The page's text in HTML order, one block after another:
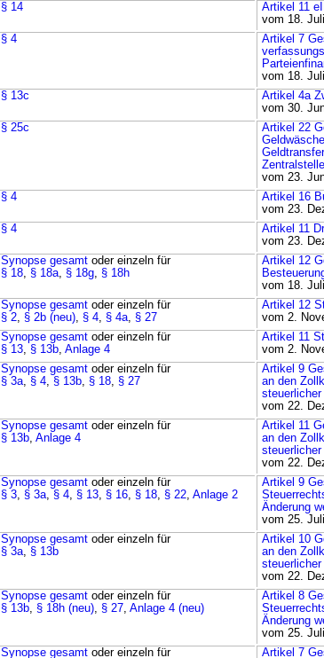
§ 14
Artikel 11
vom 18.
§ 4
Artikel 7
vom 18.
§ 13c
Artikel 4a
vom 30.
§ 25c
Artikel 22
vom 23.
§ 4
Artikel 16
vom 23.
§ 4
Artikel 11
vom 23.
Synopse gesamt oder einzeln für
§ 18, § 18a, § 18g, § 18h
Artikel 12
vom 18.
Synopse gesamt oder einzeln für
§ 2, § 2b (neu), § 4, § 4a, § 27
Artikel 12
vom 2.
Synopse gesamt oder einzeln für
§ 13, § 13b, Anlage 4
Artikel 11
vom 2.
Synopse gesamt oder einzeln für
§ 3a, § 4, § 13b, § 18, § 27
Artikel 9
an den
vom 22.
Synopse gesamt oder einzeln für
§ 13b, Anlage 4
Artikel 11
an den
vom 22.
Synopse gesamt oder einzeln für
§ 3, § 3a, § 4, § 13, § 16, § 18, § 22, Anlage 2
Artikel 9
Änderung
vom 25.
Synopse gesamt oder einzeln für
§ 3a, § 13b
Artikel 10
an den
vom 22.
Synopse gesamt oder einzeln für
§ 13b, § 18h (neu), § 27, Anlage 4 (neu)
Artikel 8
Änderung
vom 25.
Synopse gesamt oder einzeln für Artikel 7